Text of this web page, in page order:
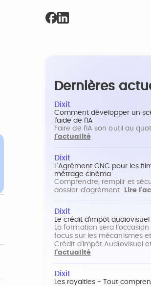
Dernières
Dixit
Comment développer un
l'aide de l'IA
Faire de l'IA son outil au
l'actualité
Dixit
L'Agrément CNC pour les
métrage cinéma
Comprendre, remplir et
dossier d'agrément
Lire
Dixit
Le crédit d'impôt
La formation sera
focus sur les mécanismes
Crédit d'Impôt Audiovisuel
l'actualité
Dixit
Les royalties - Tout